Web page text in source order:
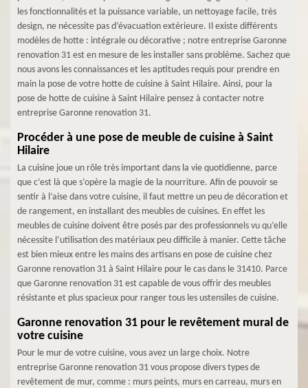
les fonctionnalités et la puissance variable, un nettoyage facile, très
design, ne nécessite pas d’évacuation extérieure. Il existe différents
modèles de hotte : intégrale ou décorative ; notre entreprise Garonne
renovation 31 est en mesure de les installer sans problème. Sachez que
nous avons les connaissances et les aptitudes requis pour prendre en
main la pose de votre hotte de cuisine à Saint Hilaire. Ainsi, pour la
pose de hotte de cuisine à Saint Hilaire pensez à contacter notre
entreprise Garonne renovation 31.
Procéder à une pose de meuble de cuisine à Saint
Hilaire
La cuisine joue un rôle très important dans la vie quotidienne, parce
que c’est là que s’opère la magie de la nourriture. Afin de pouvoir se
sentir à l’aise dans votre cuisine, il faut mettre un peu de décoration et
de rangement, en installant des meubles de cuisines. En effet les
meubles de cuisine doivent être posés par des professionnels vu qu’elle
nécessite l’utilisation des matériaux peu difficile à manier. Cette tâche
est bien mieux entre les mains des artisans en pose de cuisine chez
Garonne renovation 31 à Saint Hilaire pour le cas dans le 31410. Parce
que Garonne renovation 31 est capable de vous offrir des meubles
résistante et plus spacieux pour ranger tous les ustensiles de cuisine.
Garonne renovation 31 pour le revêtement mural de
votre cuisine
Pour le mur de votre cuisine, vous avez un large choix. Notre
entreprise Garonne renovation 31 vous propose divers types de
revêtement de mur, comme : murs peints, murs en carreau, murs en